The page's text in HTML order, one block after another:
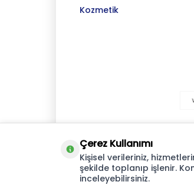
Kozmetik
Çerez Kullanımı
Kişisel verileriniz,
şekilde toplanıp işlenir.
inceleyebilirsiniz.